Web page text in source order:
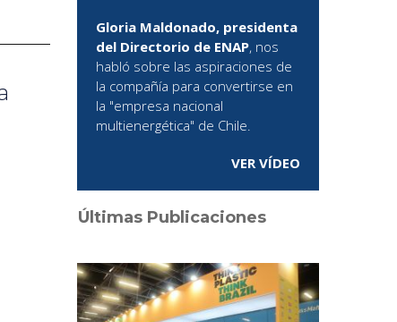
Gloria Maldonado, presidenta
del Directorio de ENAP, nos
habló sobre las aspiraciones de
la compañía para convertirse en
la "empresa nacional
multienergética" de Chile.
VER VÍDEO
Últimas Publicaciones